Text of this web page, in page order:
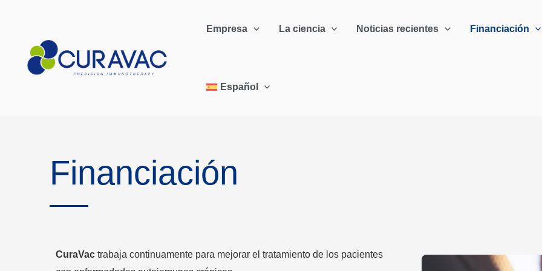
Empresa La ciencia Noticias recientes Financiación
Español
Financiación
CuraVac trabaja continuamente para mejorar el tratamiento de los pacientes